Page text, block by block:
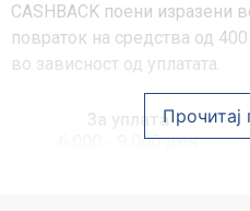
CASHBACK поени изразени
повраток на средства од
во зависност од уплатата.
За уплата
6.000 - 9.000 ден
Прочитај